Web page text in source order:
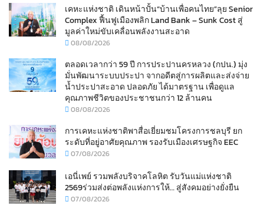
เคหะแห่งชาติ เดินหน้าปั้น“บ้านเพื่อคนไทย”ลุย Senior
Complex ฟื้นฟูเมืองพลิก Land Bank – Sunk Cost สู่
มูลค่าใหม่ขับเคลื่อนพลังงานสะอาด
08/08/2026
ตลอดเวลากว่า 59 ปี การประปานครหลวง (กปน.) มุ่ง
มั่นพัฒนาระบบประปา จากอดีตสู่การผลิตและส่งจ่าย
น้ำประปาสะอาด ปลอดภัย ได้มาตรฐาน เพื่อดูแล
คุณภาพชีวิตของประชาชนกว่า 12 ล้านคน
08/08/2026
การเคหะแห่งชาติพาสื่อเยี่ยมชมโครงการชลบุรี ยก
ระดับที่อยู่อาศัยคุณภาพ รองรับเมืองเศรษฐกิจ EEC
07/08/2026
เอนี่เพย์ รวมพลังบริจาคโลหิต รับวันแม่แห่งชาติ
2569ร่วมส่งต่อพลังแห่งการให้… สู่สังคมอย่างยั่งยืน
07/08/2026